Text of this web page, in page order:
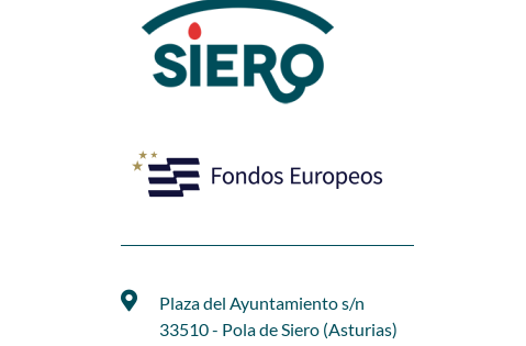
Plaza del Ayuntamiento s/n
33510 - Pola de Siero (Asturias)